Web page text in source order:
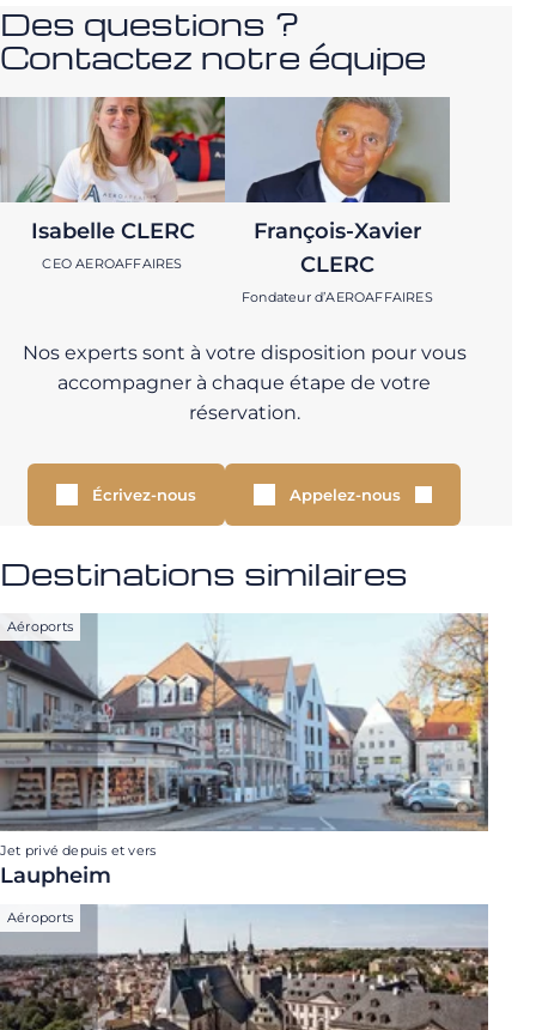
Des questions ?
Contactez notre équipe
Isabelle CLERC
CEO AEROAFFAIRES
François-Xavier
CLERC
Fondateur d’AEROAFFAIRES
Nos experts sont à votre disposition pour vous
accompagner à chaque étape de votre
réservation.
Écrivez-nous Appelez-nous
Destinations similaires
Aéroports
Jet privé depuis et vers
Laupheim
Aéroports